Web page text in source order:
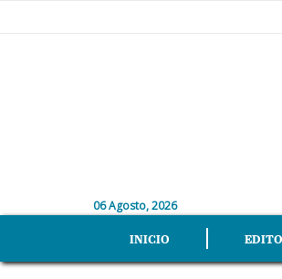
06 Agosto, 2026
INICIO